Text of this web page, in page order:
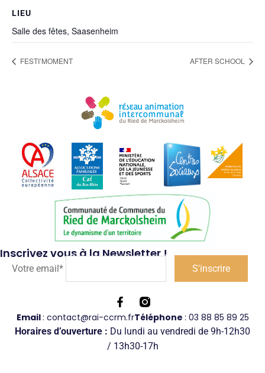
LIEU
Salle des fêtes, Saasenheim
FESTI’MOMENT AFTER SCHOOL
Inscrivez vous à la Newsletter !
Votre email*
Horaires d’ouverture : Du lundi au vendredi de 9h-12h30
/ 13h30-17h
Email: contact@rai-ccrm.frTéléphone : 03 88 85 89 25